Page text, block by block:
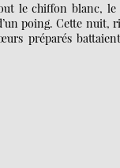
le chiffon blanc,
poing. Cette
préparés